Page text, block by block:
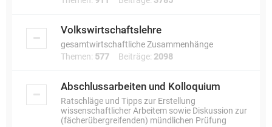
Volkswirtschaftslehre
gesamtwirtschaftliche Zusammenhänge
Themen: 577 Beiträge: 2098
Abschlussarbeiten und Kolloquium
Ratschläge und Tipps zur Erstellung
wissenschaftlicher Arbeitem sowie Diskussion zur
(fächerübergreifenden) mündlichen Prüfung